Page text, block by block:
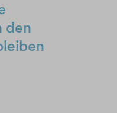
den